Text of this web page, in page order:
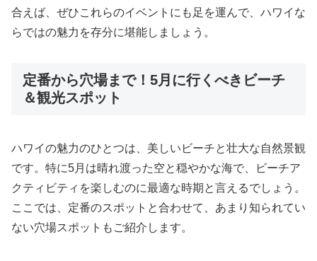
合えば、ぜひこれらのイベントにも足を運んで、ハワイな
らではの魅力を存分に堪能しましょう。
定番から穴場まで！5月に行くべきビーチ
＆観光スポット
ハワイの魅力のひとつは、美しいビーチと壮大な自然景観
です。特に5月は晴れ渡った空と穏やかな海で、ビーチア
クティビティを楽しむのに最適な時期と言えるでしょう。
ここでは、定番のスポットと合わせて、あまり知られてい
ない穴場スポットもご紹介します。